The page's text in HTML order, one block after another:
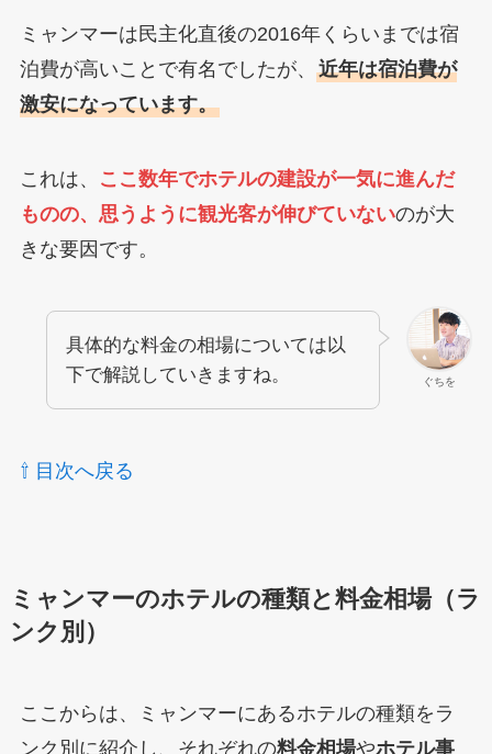
ミャンマーは民主化直後の2016年くらいまでは宿
泊費が高いことで有名でしたが、 近年は宿泊費が
激安になっています。
これは、
ここ数年でホテルの建設が一気に進んだ
ものの、思うように観光客が伸びていないのが大
きな要因です。
ぐちを
具体的な料金の相場については以
下で解説していきますね。
⇧ 目次へ戻る
ミャンマーのホテルの種類と料金相場（ラ
ンク別）
ここからは、ミャンマーにあるホテルの種類をラ
ンク別に紹介し、それぞれの料金相場やホテル事